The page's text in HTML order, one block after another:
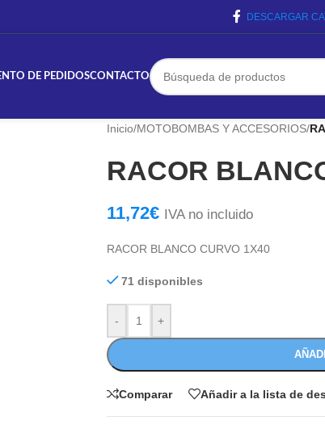
DESCARGAR
DE PEDIDOSCONTACTO
Inicio/MOTOBOMBAS Y ACCESORIOS/
RACOR
11,72€ IVA no incluido
RACOR BLANCO CURVO 1X40
71 disponibles
- +
Comparar Añadir a la lista de